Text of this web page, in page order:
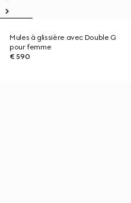
Mules à glissière avec Double G
pour femme
€ 590